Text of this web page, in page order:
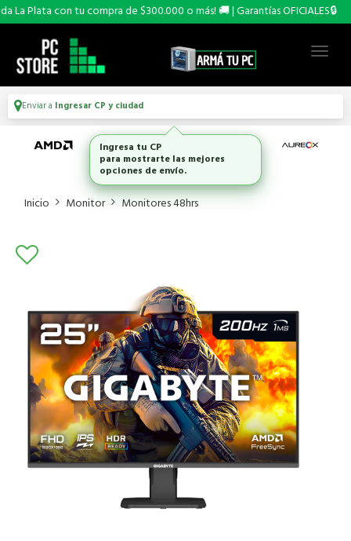
Plata con tu compra de $300.000 o más! 🚚 | Garantías OFICIALES🔒
Enviar a Ingresar CP y ciudad
Inicio Monitor Monitores 48hrs
Ingresa tu CP
para mostrarte las mejores
opciones de envío.